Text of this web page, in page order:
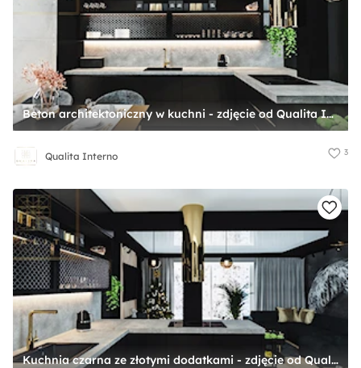
Beton architektoniczny w kuchni - zdjęcie od Qualita Interno
Qualita Interno 3
Kuchnia czarna ze złotymi dodatkami - zdjęcie od Qualita Interno